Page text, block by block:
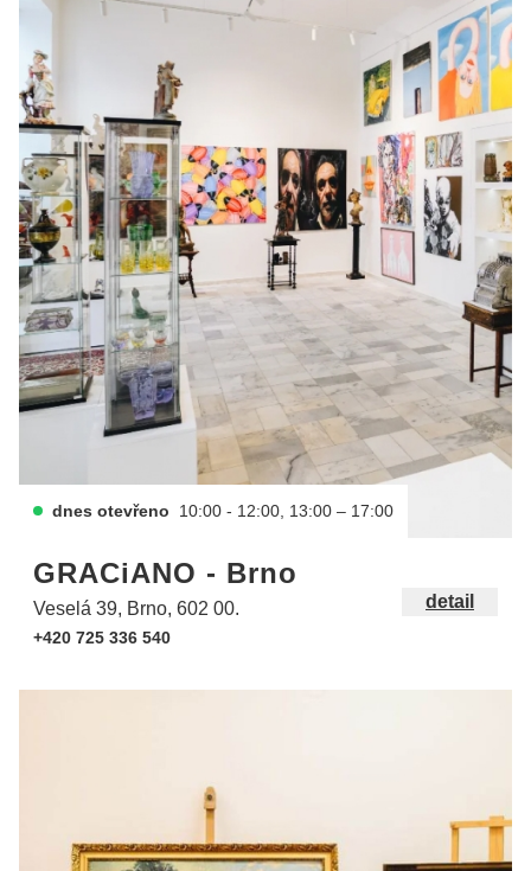
dnes otevřeno 10:00 - 12:00, 13:00 – 17:00
GRACiANO - Brno
Veselá 39, Brno, 602 00.
+420 725 336 540
detail